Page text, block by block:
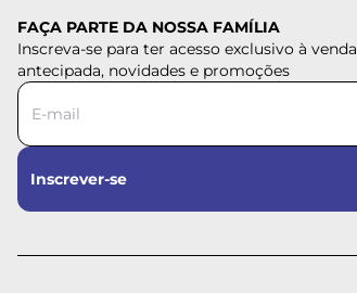
FAÇA PARTE DA NOSSA FAMÍLIA
Inscreva-se para ter acesso exclusivo à venda
antecipada, novidades e promoções
Inscrever-se